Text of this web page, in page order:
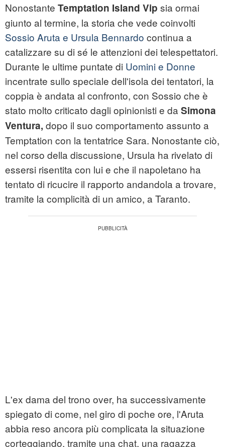
Nonostante Temptation Island Vip sia ormai
giunto al termine, la storia che vede coinvolti
Sossio Aruta e Ursula Bennardo continua a
catalizzare su di sé le attenzioni dei telespettatori.
Durante le ultime puntate di Uomini e Donne
incentrate sullo speciale dell'isola dei tentatori, la
coppia è andata al confronto, con Sossio che è
stato molto criticato dagli opinionisti e da Simona
Ventura, dopo il suo comportamento assunto a
Temptation con la tentatrice Sara. Nonostante ciò,
nel corso della discussione, Ursula ha rivelato di
essersi risentita con lui e che il napoletano ha
tentato di ricucire il rapporto andandola a trovare,
tramite la complicità di un amico, a Taranto.
L'ex dama del trono over, ha successivamente
spiegato di come, nel giro di poche ore, l'Aruta
abbia reso ancora più complicata la situazione
corteggiando, tramite una chat, una ragazza